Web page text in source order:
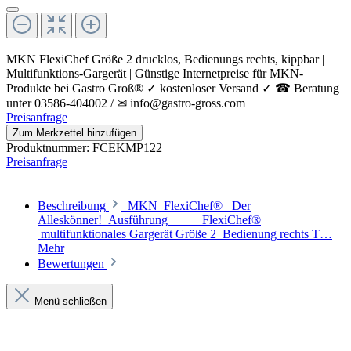
MKN FlexiChef Größe 2 drucklos, Bedienungs rechts, kippbar |
Multifunktions-Gargerät | Günstige Internetpreise für MKN-
Produkte bei Gastro Groß® ✓ kostenloser Versand ✓ ☎ Beratung
unter 03586-404002 / ✉ info@gastro-gross.com
Preisanfrage
Zum Merkzettel hinzufügen
Produktnummer: FCEKMP122
Preisanfrage
Beschreibung
MKN FlexiChef® Der
Alleskönner! Ausführung FlexiChef®
multifunktionales Gargerät Größe 2 Bedienung rechts T…
Mehr
Bewertungen
Menü schließen